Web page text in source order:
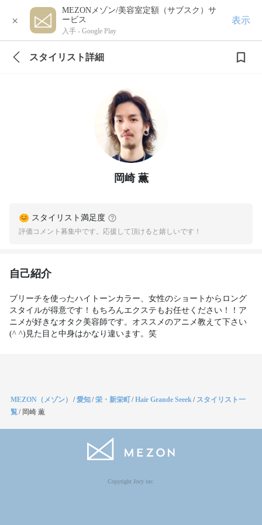
×
MEZONメゾン/美容室定額（サブスク）サ
ービス
入手 - Google Play
表示
スタイリスト詳細
岡崎 薫
スタイリスト満足度
評価コメント募集中です。応援して頂けると嬉しいです！
自己紹介
ブリーチを使ったハイトーンカラー、女性のショートからロング
スタイルが得意です！もちろんエクステもお任せください！！ア
ニメが好きなオタク美容師です。オススメのアニメ教えて下さい
(^ ^)見た目と中身はかなり違います。笑
MEZON（メゾン） /愛知/栄・新栄町/Hair Grande Seeek/ スタイリスト一
覧/ 岡崎 薫
Copyright Jocy inc.